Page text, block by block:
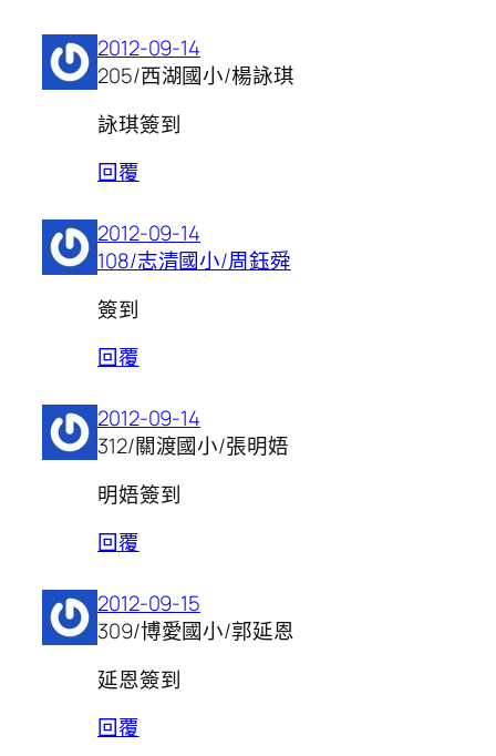
2012-09-14
205/西湖國小/楊詠琪
詠琪簽到
回覆
2012-09-14
108/志清國小/周鈺舜
簽到
回覆
2012-09-14
312/關渡國小/張明娪
明娪簽到
回覆
2012-09-15
309/博愛國小/郭延恩
延恩簽到
回覆